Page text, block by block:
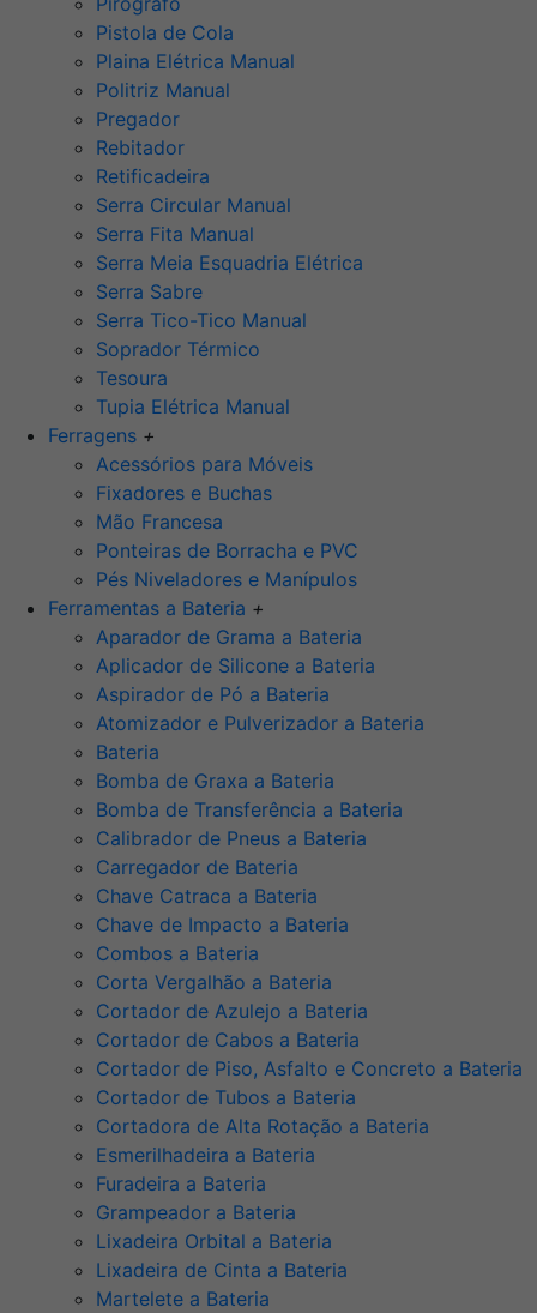
Pistola de Cola
Plaina Elétrica Manual
Politriz Manual
Pregador
Rebitador
Retificadeira
Serra Circular Manual
Serra Fita Manual
Serra Meia Esquadria Elétrica
Serra Sabre
Serra Tico-Tico Manual
Soprador Térmico
Tesoura
Tupia Elétrica Manual
Ferragens +
Acessórios para Móveis
Fixadores e Buchas
Mão Francesa
Ponteiras de Borracha e PVC
Pés Niveladores e Manípulos
Ferramentas a Bateria +
Aparador de Grama a Bateria
Aplicador de Silicone a Bateria
Aspirador de Pó a Bateria
Atomizador e Pulverizador a Bateria
Bateria
Bomba de Graxa a Bateria
Bomba de Transferência a Bateria
Calibrador de Pneus a Bateria
Carregador de Bateria
Chave Catraca a Bateria
Chave de Impacto a Bateria
Combos a Bateria
Corta Vergalhão a Bateria
Cortador de Azulejo a Bateria
Cortador de Cabos a Bateria
Cortador de Piso, Asfalto e Concreto a Bateria
Cortador de Tubos a Bateria
Cortadora de Alta Rotação a Bateria
Esmerilhadeira a Bateria
Furadeira a Bateria
Grampeador a Bateria
Lixadeira Orbital a Bateria
Lixadeira de Cinta a Bateria
Martelete a Bateria